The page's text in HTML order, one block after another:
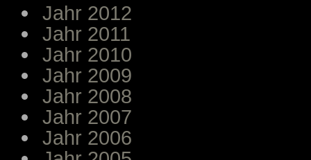
Jahr 2012
Jahr 2011
Jahr 2010
Jahr 2009
Jahr 2008
Jahr 2007
Jahr 2006